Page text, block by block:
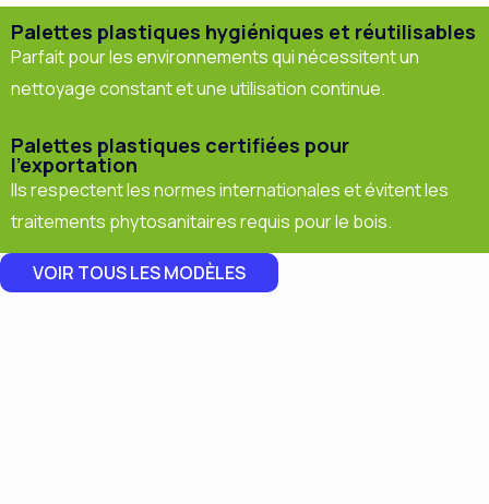
Palettes plastiques hygiéniques et réutilisables
Parfait pour les environnements qui nécessitent un
nettoyage constant et une utilisation continue.
Palettes plastiques certifiées pour
l'exportation
Ils respectent les normes internationales et évitent les
traitements phytosanitaires requis pour le bois.
VOIR TOUS LES MODÈLES